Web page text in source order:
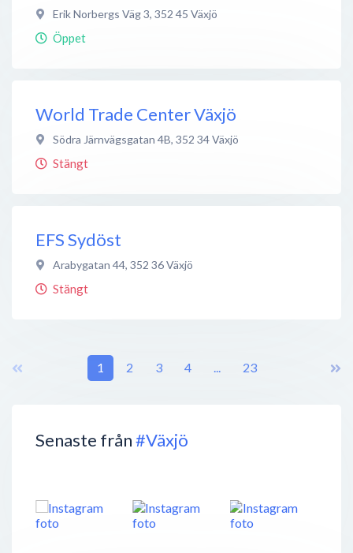
Senaste från#Växjö
Erik Norbergs Väg 3, 352 45 Växjö
Öppet
World Trade Center Växjö
Södra Järnvägsgatan 4B, 352 34Växjö
Stängt
EFS Sydöst
Arabygatan 44, 352 36Växjö
Stängt
1 2 3 4 ... 23